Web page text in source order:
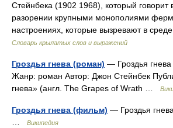
Стейнбека (1902 1968), который
разорении крупными монополиями
настроениях, которые вызревают в
Словарь крылатых слов и выражений
Гроздья гнева (роман) — Гроздья
Жанр: роман Автор: Джон Стейнбек
гнева» (англ. The Grapes of Wrath …
Гроздья гнева (фильм) — Гроздья
…
Википедия